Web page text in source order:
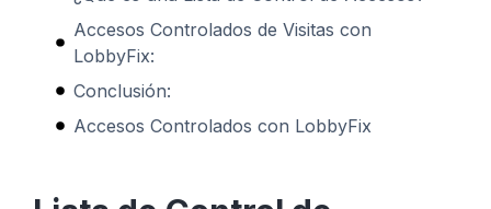
Accesos Controlados de Visitas con
LobbyFix:
Conclusión:
Accesos Controlados con LobbyFix